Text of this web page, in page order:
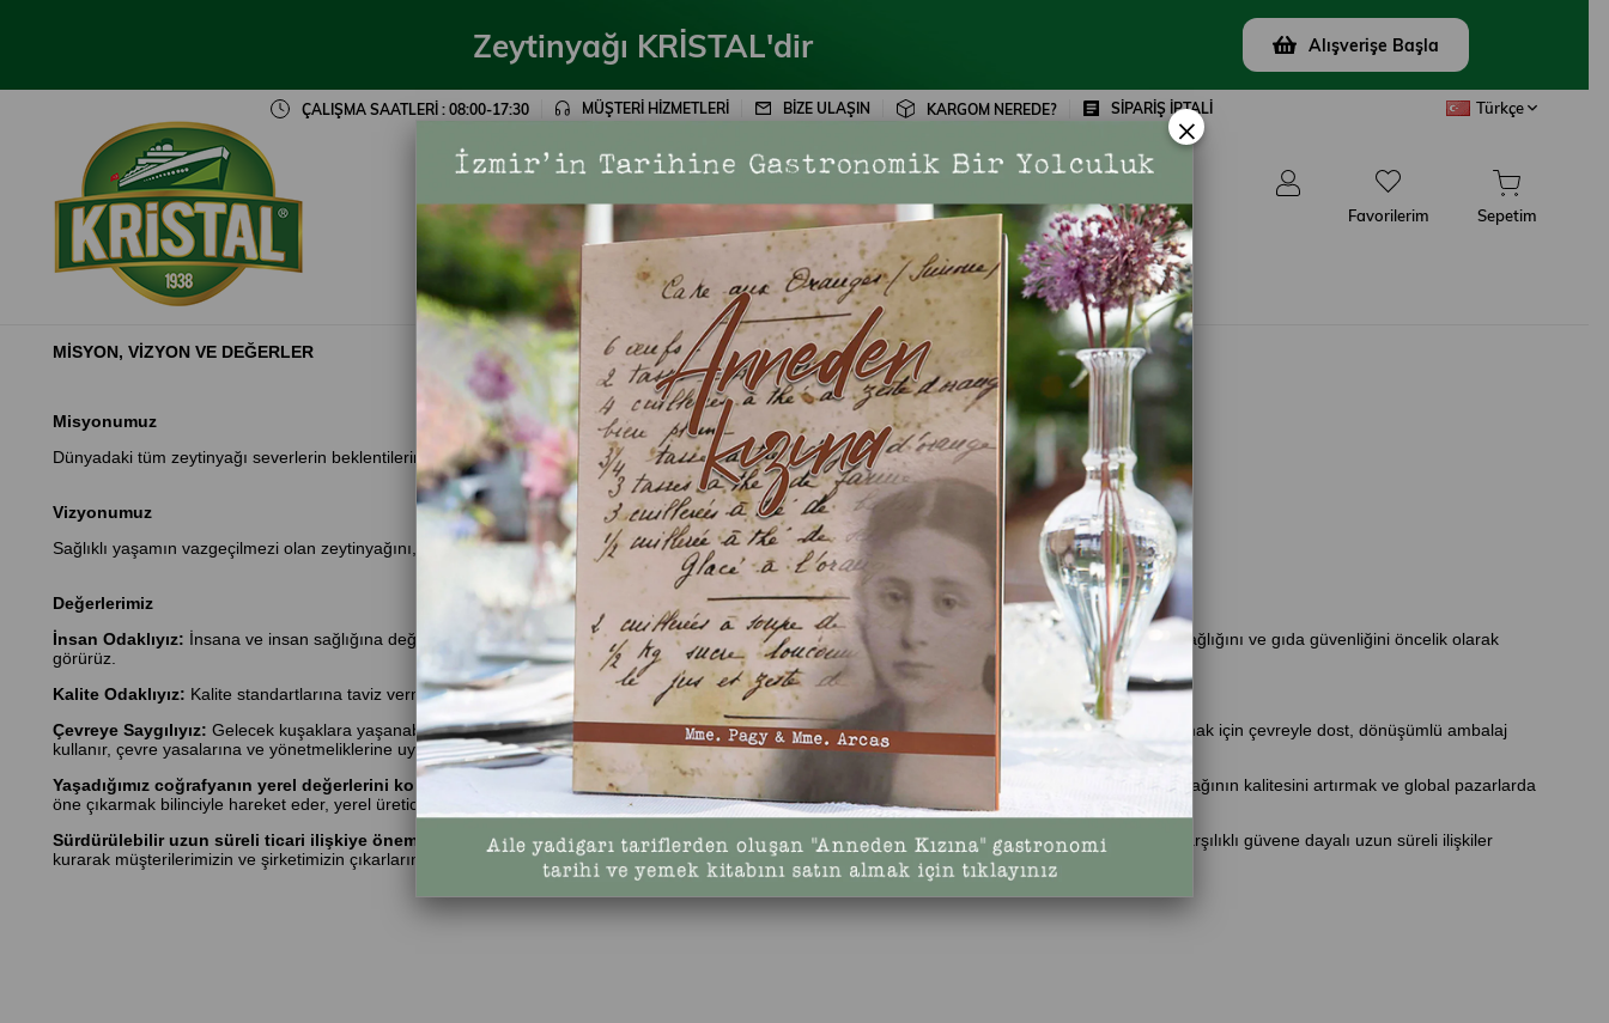
Zeytinyağı KRİSTAL'dir Alışverişe Başla
ÇALIŞMA SAATLERİ : 08:00-17:30 MÜŞTERİ HİZMETLERİ BİZE ULAŞIN KARGOM NEREDE? SİPARİŞ İPTALİ Türkçe
Sepetim
Favorilerim
BİZ ÜRÜNLER KAMPANYALAR BLOG BİZE ULAŞIN
MİSYON, VİZYON VE DEĞERLER
Misyonumuz
Dünyadaki tüm zeytinyağı severlerin beklentilerini kaliteden ödün vermeden karşılamak.
Vizyonumuz
Sağlıklı yaşamın vazgeçilmezi olan zeytinyağını, Kristal tat referansı ile sunarak global bir marka olmak.
Değerlerimiz
İnsan Odaklıyız: İnsana ve insan sağlığına değer veririz. Hammadde tedariğinden ürünlerimizin tüketicilerimizle buluşana kadar her aşamada insan sağlığını ve gıda güvenliğini öncelik olarak
görürüz.
Kalite Odaklıyız: Kalite standartlarına taviz vermeden uyarız. Tesislerimizde ulusal ve uluslararası kalite standartlarına uygun üretim yapılır.
Çevreye Saygılıyız: Gelecek kuşaklara yaşanabilir, tertemiz bir dünya bırakmak sorumluluklarımız arasındadır. Çevreyi korumak ve sürekliliğini sağlamak için çevreyle dost, dönüşümlü ambalaj
kullanır, çevre yasalarına ve yönetmeliklerine uygun çalışırız.
Yaşadığımız coğrafyanın yerel değerlerini koruruz:
Türkiye’nin yerel lezzetlerini korumak, yok olmaya yüz tutan çeşitlere sahip çıkmak, Türk zeytinyağının kalitesini artırmak ve global pazarlarda
öne çıkarmak bilinciyle hareket eder, yerel üreticileri ve zeytin çiftçisini eğitir ve bilinçlendiririz.
Sürdürülebilir uzun süreli ticari ilişkiye önem veririz:
Ürünlerimizi alıp satanlar ve tüketicilerimize ulaştıranlar bizim ticari iş ortağımızdır. Ticarette karşılıklı güvene dayalı uzun süreli ilişkiler
kurarak müşterilerimizin ve şirketimizin çıkarlarını gözetiriz.
×